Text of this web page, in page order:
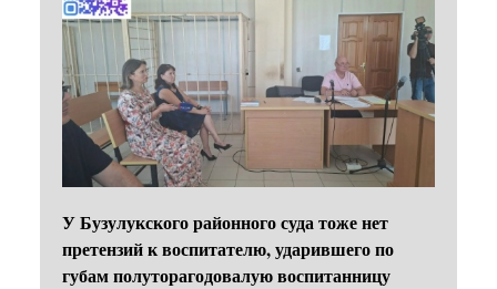
У Бузулукского районного суда тоже нет
претензий к воспитателю, ударившего по
губам полуторагодовалую воспитанницу